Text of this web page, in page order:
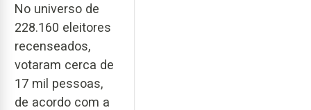
No universo de
228.160 eleitores
recenseados,
votaram cerca de
17 mil pessoas,
de acordo com a